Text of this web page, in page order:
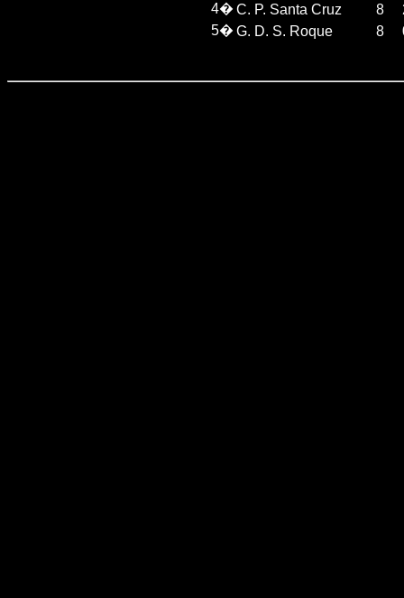
4� C. P. Santa Cruz 8
5� G. D. S. Roque 8